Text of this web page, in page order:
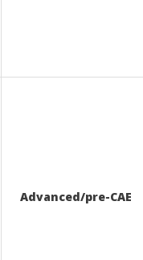
Advanced/pre-CAE